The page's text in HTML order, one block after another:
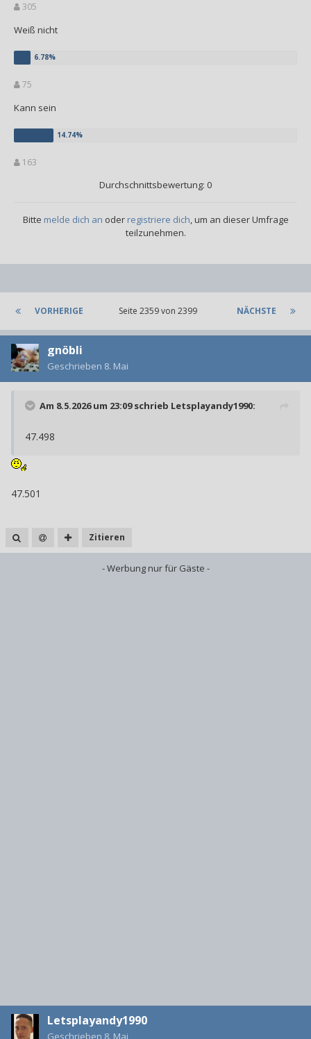
305
Weiß nicht
75
Kann sein
163
Durchschnittsbewertung: 0
Bitte melde dich an oder registriere dich, um an dieser Umfrage
teilzunehmen.
VORHERIGE NÄCHSTE
Seite 2359 von 2399
gnöbli
Geschrieben 8. Mai
Am 8.5.2026 um 23:09 schrieb Letsplayandy1990:
47.498
47.501
Zitieren
- Werbung nur für Gäste -
Letsplayandy1990
Geschrieben 8. Mai